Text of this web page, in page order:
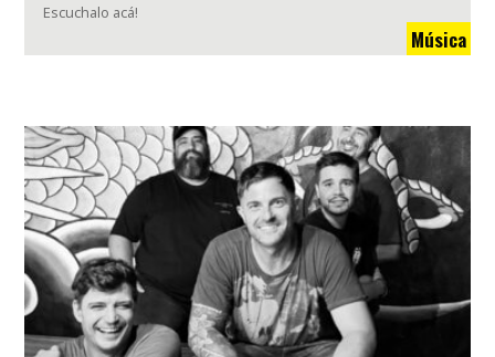
Escuchalo acá!
Música